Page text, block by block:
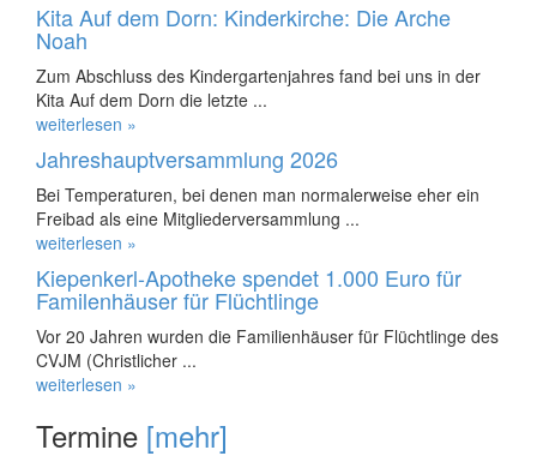
Kita Auf dem Dorn: Kinderkirche: Die Arche
Noah
Zum Abschluss des Kindergartenjahres fand bei uns in der
Kita Auf dem Dorn die letzte ...
weiterlesen »
Jahreshauptversammlung 2026
Bei Temperaturen, bei denen man normalerweise eher ein
Freibad als eine Mitgliederversammlung ...
weiterlesen »
Kiepenkerl-Apotheke spendet 1.000 Euro für
Familenhäuser für Flüchtlinge
Vor 20 Jahren wurden die Familienhäuser für Flüchtlinge des
CVJM (Christlicher ...
weiterlesen »
Termine [mehr]